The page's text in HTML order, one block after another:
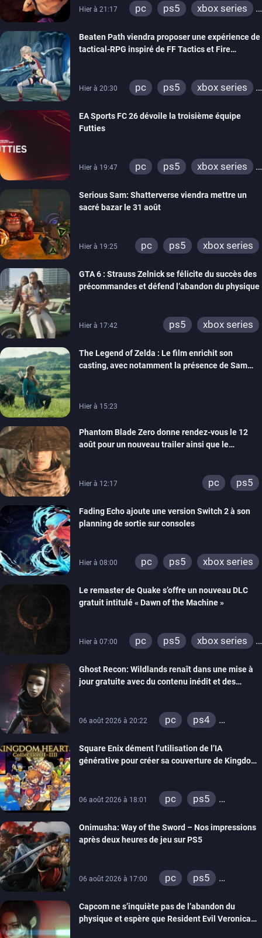
Hier à 21:17 pc ps5
xbox series
xbox one
Beaten Path viendra proposer une expérience de
tactical-RPG inspiré de FF Tactics et Fire
Hier à 20:30 pc ps5
xbox series
EA Sports FC 26 dévoile la troisième équipe
Futties
Hier à 19:47 pc ps5
xbox series
xbox one
switch 2
Serious Sam: Shatterverse viendra mettre un
sacré bazar le 31 août
Hier à 19:25 pc ps5 xbox series
GTA 6 : Strauss Zelnick se félicite du succès des
précommandes et défend l’abandon du physique
Hier à 17:42 ps5 xbox series
The Legend of Zelda : Le film enrichit son
casting, avec notamment la présence de Sam
Hier à 15:23
Phantom Blade Zero donne rendez-vous le 12
août pour un nouveau trailer ainsi que le
Hier à 12:17 pc ps5
Fading Echo ajoute une version Switch 2 à son
planning de sortie sur consoles
Hier à 08:00 pc ps5 xbox series
Le remaster de Quake s’offre un nouveau DLC
gratuit intitulé « Dawn of the Machine »
Hier à 07:00 pc ps5
xbox series
xbox one
nintendo 64
Ghost Recon: Wildlands renaît dans une mise à
jour gratuite avec du contenu inédit et des
06 août 2026 à 20:22 pc
ps4
Square Enix dément l’utilisation de l’IA
générative pour créer sa couverture de Kingdom
06 août 2026 à 18:01 pc
ps5
switch 2
Onimusha: Way of the Sword – Nos impressions
après deux heures de jeu sur PS5
06 août 2026 à 17:00 pc
ps5
switch 2
Capcom ne s’inquiète pas de l’abandon du
physique et espère que Resident Evil Veronica